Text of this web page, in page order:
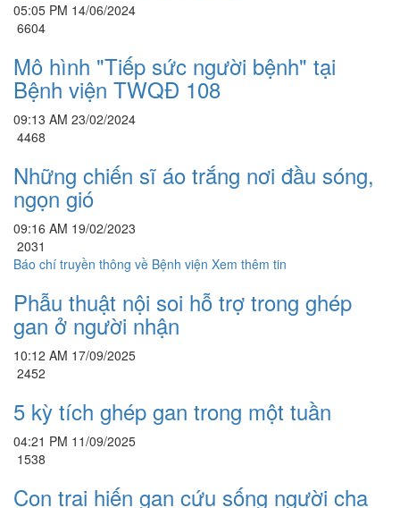
05:05 PM 14/06/2024
6604
Mô hình "Tiếp sức người bệnh" tại
Bệnh viện TWQĐ 108
09:13 AM 23/02/2024
4468
Những chiến sĩ áo trắng nơi đầu sóng,
ngọn gió
09:16 AM 19/02/2023
2031
Báo chí truyền thông về Bệnh viện Xem thêm tin
Phẫu thuật nội soi hỗ trợ trong ghép
gan ở người nhận
10:12 AM 17/09/2025
2452
5 kỳ tích ghép gan trong một tuần
04:21 PM 11/09/2025
1538
Con trai hiến gan cứu sống người cha